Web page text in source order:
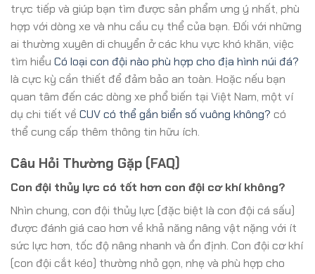
trực tiếp và giúp bạn tìm được sản phẩm ưng ý nhất, phù
hợp với dòng xe và nhu cầu cụ thể của bạn. Đối với những
ai thường xuyên di chuyển ở các khu vực khó khăn, việc
tìm hiểu Có loại con đội nào phù hợp cho địa hình núi đá?
là cực kỳ cần thiết để đảm bảo an toàn. Hoặc nếu bạn
quan tâm đến các dòng xe phổ biến tại Việt Nam, một ví
dụ chi tiết về CUV có thể gắn biển số vuông không? có
thể cung cấp thêm thông tin hữu ích.
Câu Hỏi Thường Gặp (FAQ)
Con đội thủy lực có tốt hơn con đội cơ khí không?
Nhìn chung, con đội thủy lực (đặc biệt là con đội cá sấu)
được đánh giá cao hơn về khả năng nâng vật nặng với ít
sức lực hơn, tốc độ nâng nhanh và ổn định. Con đội cơ khí
(con đội cắt kéo) thường nhỏ gọn, nhẹ và phù hợp cho